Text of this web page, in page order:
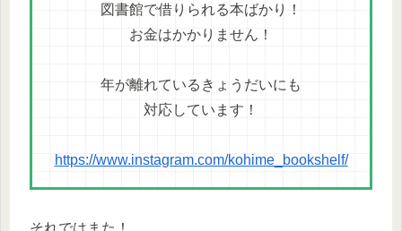
図書館で借りられる本ばかり！
お金はかかりません！
年が離れているきょうだいにも
対応しています！
https://www.instagram.com/kohime_bookshelf/
それではまた！